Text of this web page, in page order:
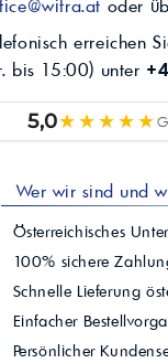
oder
erreichen
bis 15:00) unter
5,0★★★★★
Wer wir sind und
Österreichisches
100% sichere
Schnelle Lieferung
Einfacher
Persönlicher